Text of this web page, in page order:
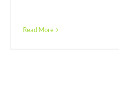
Read More